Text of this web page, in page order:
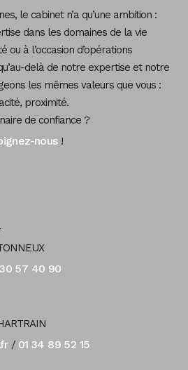
le cabinet n’a qu’une ambition :
dans les domaines de la vie
ou à l’occasion d’opérations
delà de notre expertise et notre
les mêmes valeurs que vous :
proximité.
de confiance ?
nous!
57 40 90
/ 01 34 89 52 15